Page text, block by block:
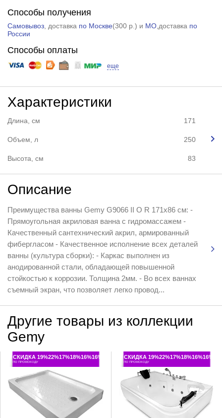
Способы получения
Самовывоз, доставка по Москве(300 р.) и МО,доставка по
России
Способы оплаты
еще
Характеристики
Длина, см 171
Объем, л 250
Высота, см 83
Описание
Преимущества ванны Gemy G9066 II O R 171x86 см: -
Прямоугольная акриловая ванна с гидромассажем -
Качественный сантехнический акрил, армированный
фибергласом - Качественное исполнение всех деталей
ванны (культура сборки): - Каркас выполнен из
анодированной стали, обладающей повышенной
стойкостью к коррозии. Толщина 2мм. - Во всех ваннах
съемный экран, что позволяет легко провод...
Другие товары из коллекции
Gemy
СКИДКА 19%22%17%18%16%16%
ПО ПРОМОКОДУ
СКИДКА 19%22%17%18%16%16%
ПО ПРОМОКОДУ